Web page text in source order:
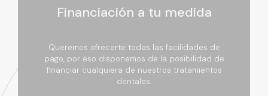
Financiación a tu medida
Queremos ofrecerte todas las facilidades de
pago, por eso disponemos de la posibilidad de
financiar cualquiera de nuestros tratamientos
dentales.